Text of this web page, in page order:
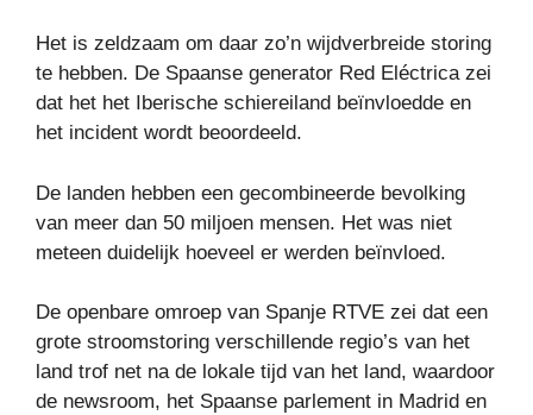
Het is zeldzaam om daar zo’n wijdverbreide storing
te hebben. De Spaanse generator Red Eléctrica zei
dat het het Iberische schiereiland beïnvloedde en
het incident wordt beoordeeld.
De landen hebben een gecombineerde bevolking
van meer dan 50 miljoen mensen. Het was niet
meteen duidelijk hoeveel er werden beïnvloed.
De openbare omroep van Spanje RTVE zei dat een
grote stroomstoring verschillende regio’s van het
land trof net na de lokale tijd van het land, waardoor
de newsroom, het Spaanse parlement in Madrid en